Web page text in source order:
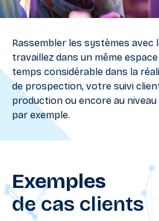
Rassembler les systèmes avec
travaillez dans un même
temps considérable dans la
de prospection, votre suivi
production ou encore au
par exemple.
Exemples
de cas clients